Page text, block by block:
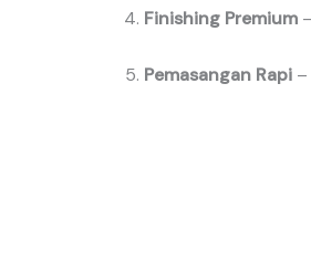
Finishing Premium
Pemasangan Rapi